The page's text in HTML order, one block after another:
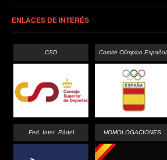
ENLACES DE INTERÉS
CSD Comité Olímpico Español
Fed. Inter. Pádel HOMOLOGACIONES